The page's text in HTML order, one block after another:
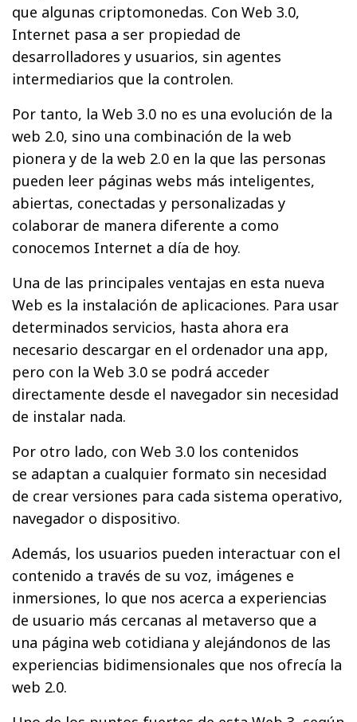
que algunas criptomonedas. Con Web 3.0,
Internet pasa a ser propiedad de
desarrolladores y usuarios, sin agentes
intermediarios que la controlen.
Por tanto, la Web 3.0 no es una evolución de la
web 2.0, sino una combinación de la web
pionera y de la web 2.0 en la que las personas
pueden leer páginas webs más inteligentes,
abiertas, conectadas y personalizadas y
colaborar de manera diferente a como
conocemos Internet a día de hoy.
Una de las principales ventajas en esta nueva
Web es la instalación de aplicaciones. Para usar
determinados servicios, hasta ahora era
necesario descargar en el ordenador una app,
pero con la Web 3.0 se podrá acceder
directamente desde el navegador sin necesidad
de instalar nada.
Por otro lado, con Web 3.0 los contenidos
se adaptan a cualquier formato sin necesidad
de crear versiones para cada sistema operativo,
navegador o dispositivo.
Además, los usuarios pueden interactuar con el
contenido a través de su voz, imágenes e
inmersiones, lo que nos acerca a experiencias
de usuario más cercanas al metaverso que a
una página web cotidiana y alejándonos de las
experiencias bidimensionales que nos ofrecía la
web 2.0.